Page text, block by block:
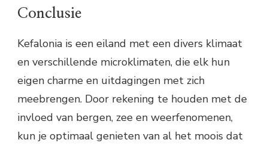
Conclusie
Kefalonia is een eiland met een divers klimaat
en verschillende microklimaten, die elk hun
eigen charme en uitdagingen met zich
meebrengen. Door rekening te houden met de
invloed van bergen, zee en weerfenomenen,
kun je optimaal genieten van al het moois dat